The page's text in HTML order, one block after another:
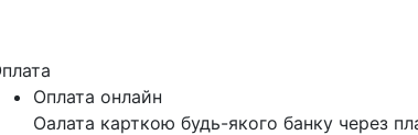
Оплата онлайн
Оалата карткою будь-якого банку через